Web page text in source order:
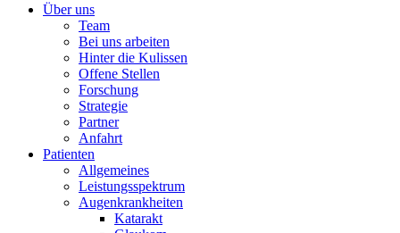
Über uns
Team
Bei uns arbeiten
Hinter die Kulissen
Offene Stellen
Forschung
Strategie
Partner
Anfahrt
Patienten
Allgemeines
Leistungsspektrum
Augenkrankheiten
Katarakt